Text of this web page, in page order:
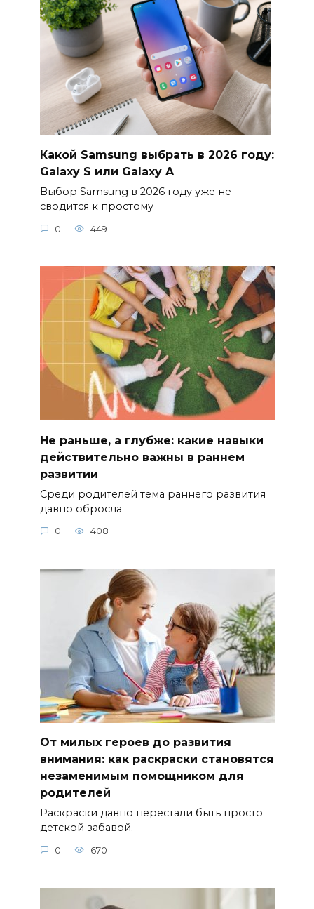
Какой Samsung выбрать в 2026 году:
Galaxy S или Galaxy A
Выбор Samsung в 2026 году уже не
сводится к простому
0 449
Не раньше, а глубже: какие навыки
действительно важны в раннем
развитии
Среди родителей тема раннего развития
давно обросла
0 408
От милых героев до развития
внимания: как раскраски становятся
незаменимым помощником для
родителей
Раскраски давно перестали быть просто
детской забавой.
0 670